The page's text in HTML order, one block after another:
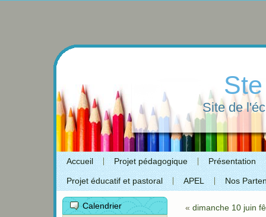
Site de
Accueil Projet pédagogique Présentation
Projet éducatif et pastoral APEL Nos
Calendrier « dimanche 10 juin